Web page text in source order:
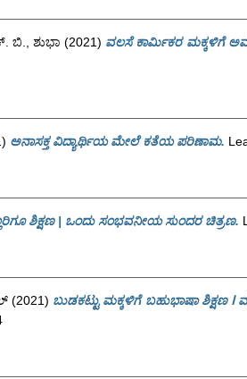
ಬಿ., ಶುಭಾ (2021) ವಲಸೆ ಕಾರ್ಮಿಕರ ಮಕ್ಕಳಿಗೆ
ಅನಾಸಕ್ತ ವಿದ್ಯಾರ್ಥಿಯ ಮೇಲೆ ಕತೆಯ ಪರಿಣಾಮ.
ಶಿಕ್ಷಣ | ಒಂದು ಸಂಭವನೀಯ ಸುಂದರ ಚಿತ್ರಣ.
(2021) ಬುಡಕಟ್ಟು ಮಕ್ಕಳಿಗೆ ಬಹುಭಾಷಾ ಶಿಕ್ಷಣ